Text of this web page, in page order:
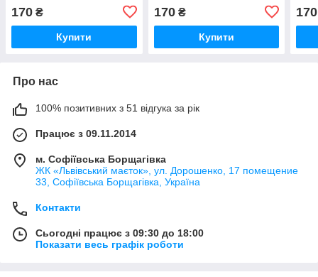
Бронзове покриття 2x3 см
170 ₴
Купити
Бронзове покриття 2x3 см
170₴
Купити
170
Про нас
100% позитивних з 51 відгука за рік
Працює з 09.11.2014
м. Софіївська Борщагівка
ЖК «Львівський маєток», ул. Дорошенко, 17 помещение
33, Софіївська Борщагівка, Україна
Контакти
Сьогодні працює з 09:30 до 18:00
Показати весь графік роботи